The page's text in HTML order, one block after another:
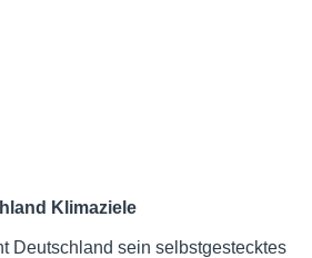
Klimaziele
Deutschland sein selbstgestecktes